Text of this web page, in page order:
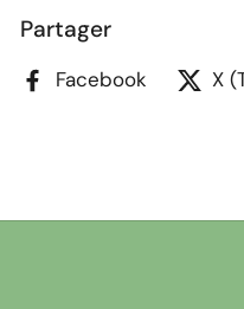
Partager
Facebook X